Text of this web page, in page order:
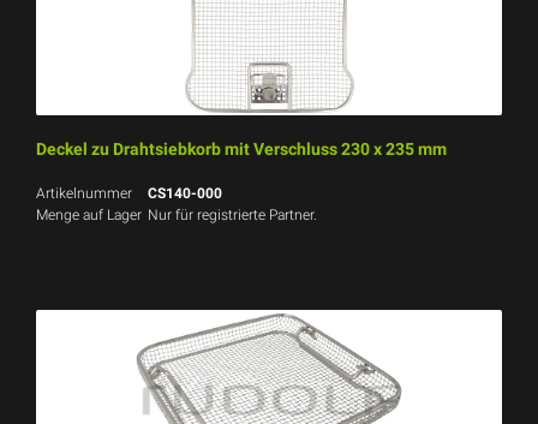
Deckel zu Drahtsiebkorb mit Verschluss 230 x 235 mm
Artikelnummer
CS140-000
Menge auf Lager Nur für registrierte Partner.